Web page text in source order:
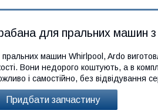
для пральних машин з
машин Whirlpool, Ardo
Вони недорого коштують, а в
і самостійно, без відвідування
Придбати запчастину